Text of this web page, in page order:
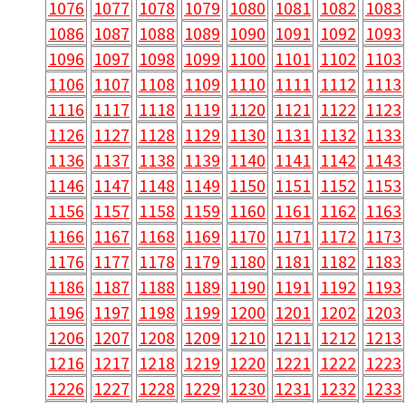
1076 1077 1078 1079 1080 1081 1082 1083
1086 1087 1088 1089 1090 1091 1092 1093
1096 1097 1098 1099 1100 1101 1102 1103
1106 1107 1108 1109 1110 1111 1112 1113
1116 1117 1118 1119 1120 1121 1122 1123
1126 1127 1128 1129 1130 1131 1132 1133
1136 1137 1138 1139 1140 1141 1142 1143
1146 1147 1148 1149 1150 1151 1152 1153
1156 1157 1158 1159 1160 1161 1162 1163
1166 1167 1168 1169 1170 1171 1172 1173
1176 1177 1178 1179 1180 1181 1182 1183
1186 1187 1188 1189 1190 1191 1192 1193
1196 1197 1198 1199 1200 1201 1202 1203
1206 1207 1208 1209 1210 1211 1212 1213
1216 1217 1218 1219 1220 1221 1222 1223
1226 1227 1228 1229 1230 1231 1232 1233